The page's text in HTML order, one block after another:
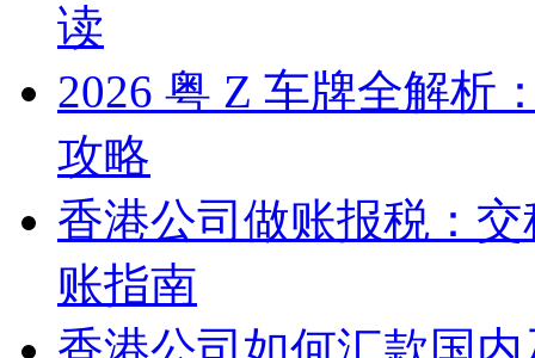
读
2026 粤 Z 车牌全解析
攻略
香港公司做账报税：
账指南